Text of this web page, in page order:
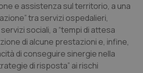
e assistenza sul territorio, a una
” tra servizi ospedalieri,
sociali, a “tempi di attesa
di alcune prestazioni e, infine,
di conseguire sinergie nella
di risposta” ai rischi